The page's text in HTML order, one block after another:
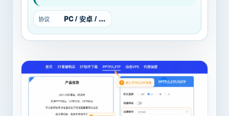
协议 PC / 安卓 / L2TP/PPTP